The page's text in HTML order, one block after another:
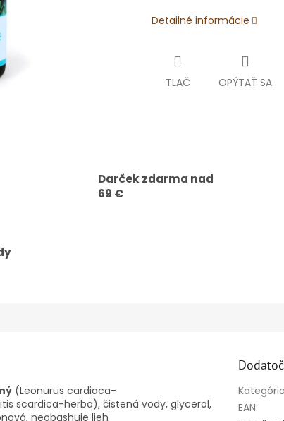
Detailné informácie
TLAČ OPÝTAŤ SA
Darček zdarma nad
69 €
(Leonurus cardiaca-
scardica-herba), čistená vody, glycerol,
neobashuje lieh
Kategória
EAN: